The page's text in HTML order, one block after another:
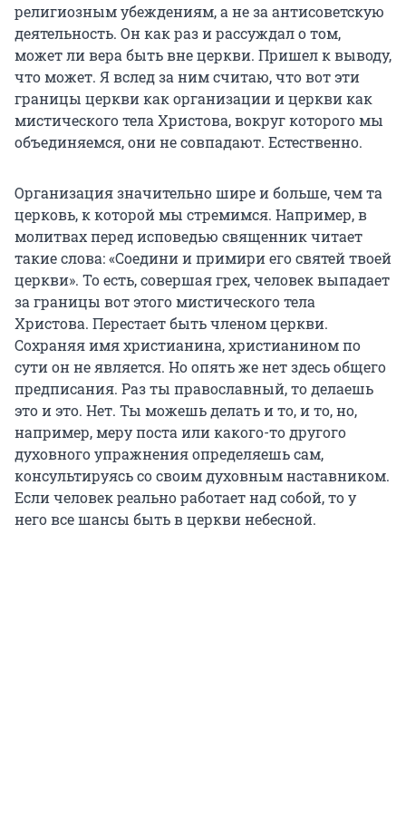
религиозным убеждениям, а не за антисоветскую
деятельность. Он как раз и рассуждал о том,
может ли вера быть вне церкви. Пришел к выводу,
что может. Я вслед за ним считаю, что вот эти
границы церкви как организации и церкви как
мистического тела Христова, вокруг которого мы
объединяемся, они не совпадают. Естественно.
Организация значительно шире и больше, чем та
церковь, к которой мы стремимся. Например, в
молитвах перед исповедью священник читает
такие слова: «Соедини и примири его святей твоей
церкви». То есть, совершая грех, человек выпадает
за границы вот этого мистического тела
Христова. Перестает быть членом церкви.
Сохраняя имя христианина, христианином по
сути он не является. Но опять же нет здесь общего
предписания. Раз ты православный, то делаешь
это и это. Нет. Ты можешь делать и то, и то, но,
например, меру поста или какого-то другого
духовного упражнения определяешь сам,
консультируясь со своим духовным наставником.
Если человек реально работает над собой, то у
него все шансы быть в церкви небесной.